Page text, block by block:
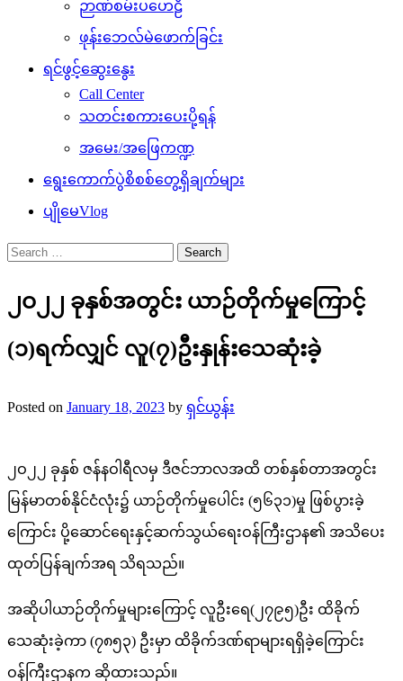
ဉာဏ်စမ်းပဟေဠိ
ဖုန်းဘေလ်မဲဖောက်ခြင်း
ရင်ဖွင့်ဆွေးနွေး
Call Center
သတင်းစကားပေးပို့ရန်
အမေး/အဖြေကဏ္ဍ
ရွေးကောက်ပွဲစိစစ်တွေ့ရှိချက်များ
ပျိုမေVlog
Search
for:
၂ဝ၂၂ ခုနှစ်အတွင်း ယာဉ်တိုက်မှုကြောင့်
(၁)ရက်လျှင် လူ(၇)ဦးနှုန်းသေဆုံးခဲ့
Posted on January 18, 2023 by ရှင်ယွန်း
၂ဝ၂၂ ခုနှစ် ဇန်နဝါရီလမှ ဒီဇင်ဘာလအထိ တစ်နှစ်တာအတွင်း
မြန်မာတစ်နိုင်ငံလုံး၌ ယာဉ်တိုက်မှုပေါင်း (၅၆၃၁)မှု ဖြစ်ပွားခဲ့
ကြောင်း ပို့ဆောင်ရေးနှင့်ဆက်သွယ်ရေးဝန်ကြီးဌာန၏ အသိပေး
ထုတ်ပြန်ချက်အရ သိရသည်။
အဆိုပါယာဉ်တိုက်မှုများကြောင့် လူဦးရေ(၂၇၉၅)ဦး ထိခိုက်
သေဆုံးခဲ့ကာ (၇၈၅၃) ဦးမှာ ထိခိုက်ဒဏ်ရာများရရှိခဲ့ကြောင်း
ဝန်ကြီးဌာနက ဆိုထားသည်။